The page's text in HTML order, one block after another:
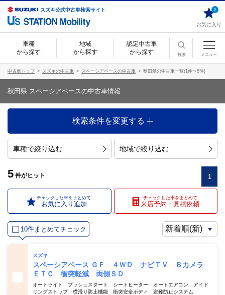
スズキ公式中古車検索サイト
お気に入り
0
車種
から探す
地域
から探す
認定中古車
から探す
検索 メニュー
中古車トップ スズキの中古車 スペーシアベースの中古車 秋田県の中古車一覧(1件〜5件)
秋田県 スペーシアベースの中古車情報
検索条件を変更する
車種で絞り込む 地域で絞り込む
5 件がヒット 1
チェックした車をまとめて
お気に入り追加
チェックした車をまとめて
来店予約・見積依頼
10件まとめてチェック
スズキ
スペーシアベース ＧＦ ４ＷＤ ナビＴＶ Ｂカメラ
ＥＴＣ 衝突軽減 両側ＳＤ
オートライト プッシュスタート シートヒーター オートエアコン アイド
リングストップ 横滑り防止機能 衝突安全ボディ 盗難防止システム